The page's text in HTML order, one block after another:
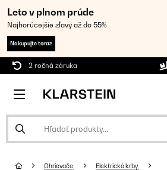
Leto v plnom prúde
Najhorúcejšie zľavy až do 55%
Nakupujte teraz
2 ročná záruka
Ohrievače Elektrické krby